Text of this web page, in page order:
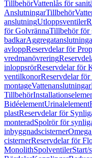
TillbehörVattenlås för
AnslutningarTillbehör
anslutningUtloppsventiler
för GolvrännaTillbehör för
badkar
avloppReservdelar för
vredmanövrering
inloppsrörReservdelar för
ventilkonorReservdelar
montageVattenanslutningar
Tillbehör
BidéelementUrinalelement
plastReservdelar för
monteradSpolrör för
inbyggnadscisterner
cisternerReservdelar för
MonolithSpolventilerStart/